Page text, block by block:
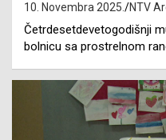
10. Novembra 2025. NTV
Četrdesetdevetogodišnji
bolnicu sa prostrelnom